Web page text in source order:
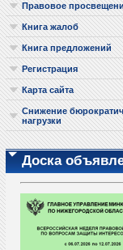
Правовое
Книга жалоб
Книга предложений
Регистрация
Карта сайта
Снижение
нагрузки
Доска